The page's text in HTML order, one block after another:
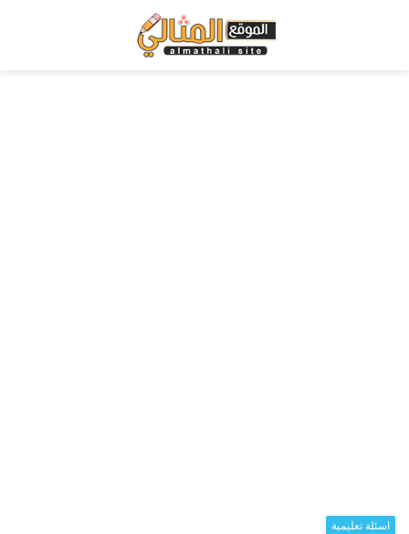
اسئلة تعليمية